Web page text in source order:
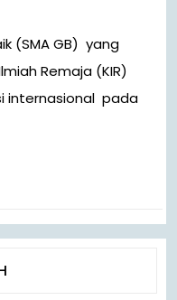
(SMA GB) yang
Remaja (KIR)
internasional pada